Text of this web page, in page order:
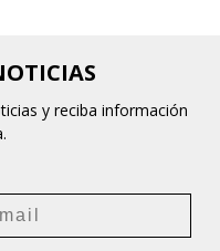
y reciba información